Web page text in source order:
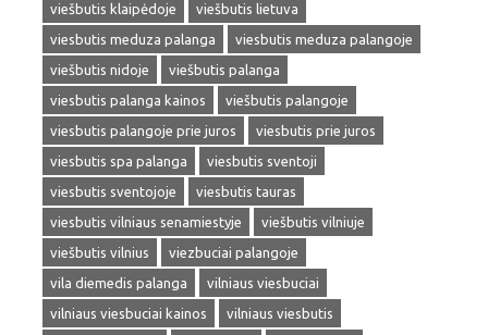
viešbutis klaipėdoje
viešbutis lietuva
viesbutis meduza palanga
viesbutis meduza palangoje
viešbutis nidoje
viešbutis palanga
viesbutis palanga kainos
viešbutis palangoje
viesbutis palangoje prie juros
viesbutis prie juros
viesbutis spa palanga
viesbutis sventoji
viesbutis sventojoje
viesbutis tauras
viesbutis vilniaus senamiestyje
viešbutis vilniuje
viešbutis vilnius
viezbuciai palangoje
vila diemedis palanga
vilniaus viesbuciai
vilniaus viesbuciai kainos
vilniaus viesbutis